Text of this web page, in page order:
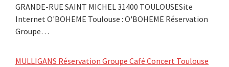
GRANDE-RUE SAINT MICHEL 31400 TOULOUSESite
Internet O'BOHEME Toulouse : O'BOHEME Réservation
Groupe…
MULLIGANS Réservation Groupe Café Concert Toulouse